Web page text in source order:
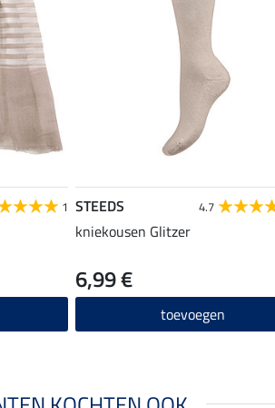
1 STEEDS 4.7
kniekousen Glitzer
6,99 €
toevoegen